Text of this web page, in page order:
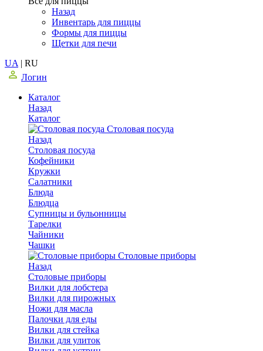
Назад
Инвентарь для пиццы
Формы для пиццы
Щетки для печи
UA | RU
Логин
Каталог
Назад
Каталог
Столовая посуда
Назад
Столовая посуда
Кофейники
Кружки
Салатники
Блюда
Блюдца
Супницы и бульонницы
Тарелки
Чайники
Чашки
Cтоловые приборы
Назад
Cтоловые приборы
Вилки для лобстера
Вилки для пирожных
Ножи для масла
Палочки для еды
Вилки для стейка
Вилки для улиток